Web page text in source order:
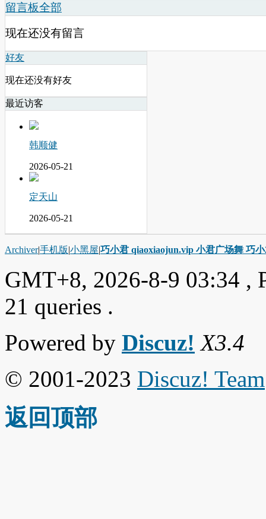
留言板全部
现在还没有留言
好友
现在还没有好友
最近访客
韩顺健
2026-05-21
定天山
2026-05-21
Archiver|手机版|小黑屋|巧小君 qiaoxiaojun.vip 小君广场舞 巧
GMT+8, 2026-8-9 03:34 ,
21 queries .
Powered by Discuz! X3.4
© 2001-2023 Discuz! Team
返回顶部